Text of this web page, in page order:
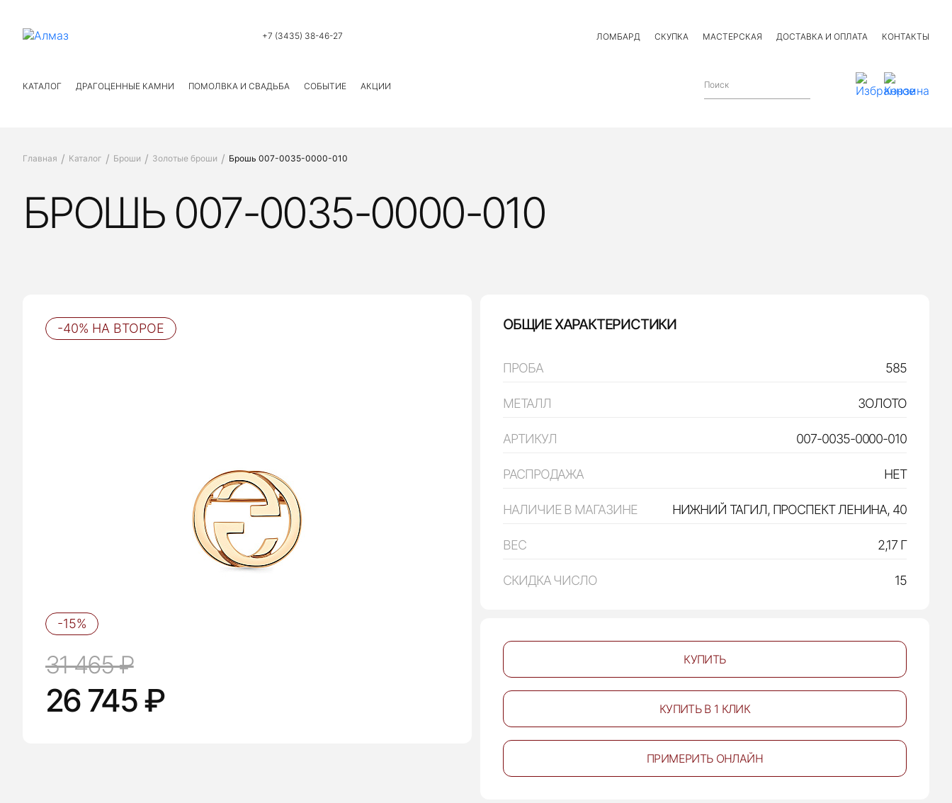
+7 (3435) 38-46-27 ЛОМБАРД СКУПКА МАСТЕРСКАЯ ДОСТАВКА И ОПЛАТА КОНТАКТЫ
КАТАЛОГ ДРАГОЦЕННЫЕ КАМНИ ПОМОЛВКА И СВАДЬБА СОБЫТИЕ АКЦИИ
Главная Каталог Броши Золотые броши Брошь 007-0035-0000-010
БРОШЬ 007-0035-0000-010
-40% НА ВТОРОЕ
31 465 ₽
-15%
26 745 ₽
ОБЩИЕ ХАРАКТЕРИСТИКИ
ПРОБА 585
МЕТАЛЛ ЗОЛОТО
АРТИКУЛ 007-0035-0000-010
РАСПРОДАЖА НЕТ
НАЛИЧИЕ В МАГАЗИНЕ НИЖНИЙ ТАГИЛ, ПРОСПЕКТ ЛЕНИНА, 40
ВЕС 2,17 Г
СКИДКА ЧИСЛО 15
КУПИТЬ
КУПИТЬ В 1 КЛИК
ПРИМЕРИТЬ ОНЛАЙН